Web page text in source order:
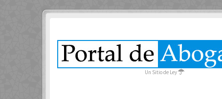
Un Sitio de Ley